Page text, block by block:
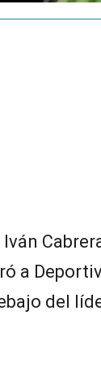
a
del